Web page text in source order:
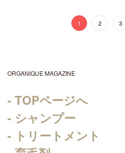
1 2 3
ORGANIQUE MAGAZINE
- TOPページへ
- シャンプー
- トリートメント